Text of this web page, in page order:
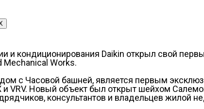
и кондиционирования Daikin открыл свой
Mechanical Works.
с Часовой башней, является первым
VRV. Новый объект был открыт шейхом
консультантов и владельцев жилой